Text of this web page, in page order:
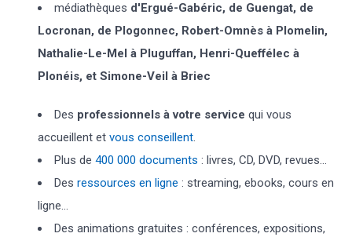
médiathèques d'Ergué-Gabéric, de Guengat, de
Locronan, de Plogonnec, Robert-Omnès à Plomelin,
Nathalie-Le-Mel à Pluguffan, Henri-Queffélec à
Plonéis, et Simone-Veil à Briec
Des professionnels à votre service qui vous
accueillent et vous conseillent.
Plus de 400 000 documents : livres, CD, DVD, revues...
Des ressources en ligne : streaming, ebooks, cours en
ligne...
Des animations gratuites : conférences, expositions,